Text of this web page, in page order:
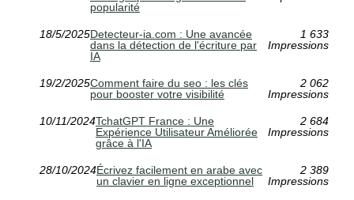
popularité
18/5/2025Detecteur-ia.com : Une avancée
dans la détection de l'écriture par
IA
1 633
Impressions
19/2/2025Comment faire du seo : les clés
pour booster votre visibilité
2 062
Impressions
10/11/2024TchatGPT France : Une
Expérience Utilisateur Améliorée
grâce à l'IA
2 684
Impressions
28/10/2024Écrivez facilement en arabe avec
un clavier en ligne exceptionnel
2 389
Impressions